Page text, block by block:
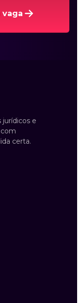
vaga
jurídicos e
certa.